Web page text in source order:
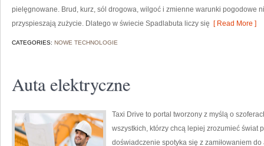
pielęgnowane. Brud, kurz, sól drogowa, wilgoć i zmienne warunki pogodowe
przyspieszają zużycie. Dlatego w świecie Spadlabuta liczy się [ Read More ]
CATEGORIES: NOWE TECHNOLOGIE
Auta elektryczne
Taxi Drive to portal tworzony z myślą o
wszystkich, którzy chcą lepiej zrozumieć świat
doświadczenie spotyka się z zamiłowaniem